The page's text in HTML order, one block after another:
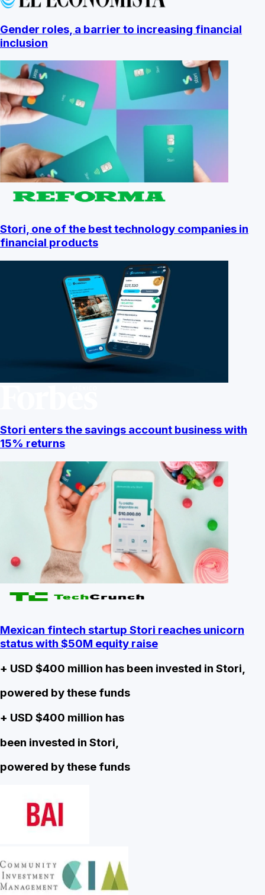
Gender roles, a barrier to increasing financial
inclusion
Stori, one of the best technology companies in
financial products
Stori enters the savings account business with
15% returns
Mexican fintech startup Stori reaches unicorn
status with $50M equity raise
+ USD $400 million has been invested in Stori,
powered by these funds
+ USD $400 million has
been invested in Stori,
powered by these funds